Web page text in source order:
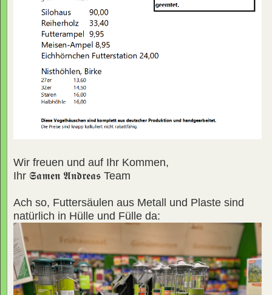
Wir freuen und auf Ihr Kommen,
Ihr 𝕾𝖆𝖒𝖊𝖓 𝕬𝖓𝖉𝖗𝖊𝖆𝖘 Team
Ach so, Futtersäulen aus Metall und Plaste sind
natürlich in Hülle und Fülle da: